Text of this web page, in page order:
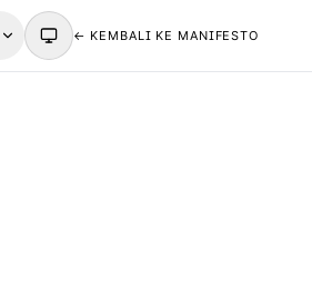
← KEMBALI KE MANIFESTO